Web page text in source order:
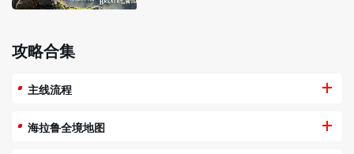
攻略合集
主线流程
海拉鲁全境地图